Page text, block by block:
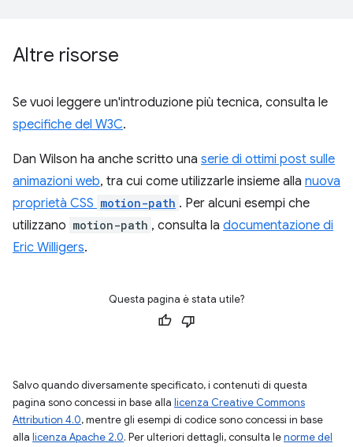
Altre risorse
Se vuoi leggere un'introduzione più tecnica, consulta le
specifiche del W3C.
Dan Wilson ha anche scritto una serie di ottimi post sulle
animazioni web, tra cui come utilizzarle insieme alla nuova
proprietà CSS motion-path . Per alcuni esempi che
utilizzano motion-path , consulta la documentazione di
Eric Willigers.
Questa pagina è stata utile?
Salvo quando diversamente specificato, i contenuti di questa
pagina sono concessi in base alla licenza Creative Commons
Attribution 4.0, mentre gli esempi di codice sono concessi in base
alla licenza Apache 2.0. Per ulteriori dettagli, consulta lenorme del